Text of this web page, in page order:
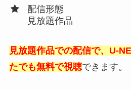
配信形態
見放題作品
見放題作品での配信で、U-
たでも無料で視聴できます。